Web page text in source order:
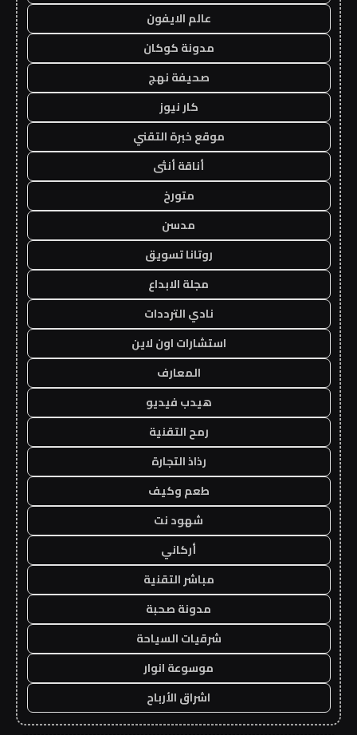
عالم الايفون
مدونة كوكان
صحيفة نهج
كار نيوز
موقع خبرة التقني
أناقة أنثى
متورخ
مدسن
روتانا تسويق
مجلة الابداع
نادي الترددات
استشارات اون لاين
المعارف
هيدب فيديو
رمح التقنية
رذاذ التجارة
طعم وكيف
شهود نت
أركاني
مباشر التقنية
مدونة صحبة
شرقيات السياحة
موسوعة انوار
اشراق الأرباح